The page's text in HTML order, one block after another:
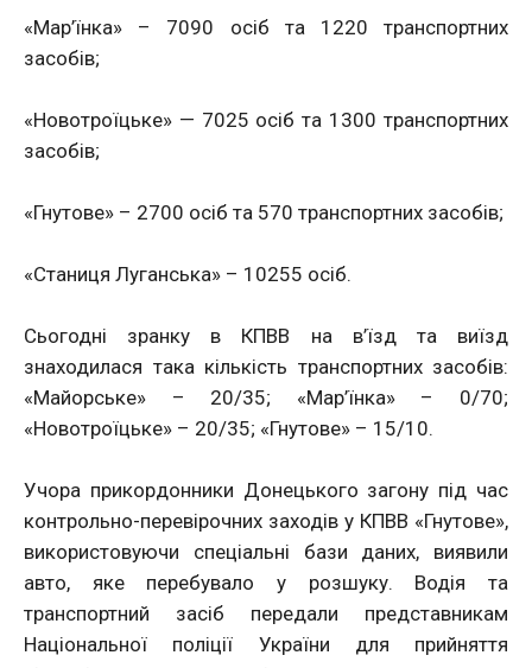
«Мар’їнка» – 7090 осіб та 1220 транспортних
засобів;
«Новотроїцьке» — 7025 осіб та 1300 транспортних
засобів;
«Гнутове» – 2700 осіб та 570 транспортних засобів;
«Станиця Луганська» – 10255 осіб.
Сьогодні зранку в КПВВ на в’їзд та виїзд
знаходилася така кількість транспортних засобів:
«Майорське» – 20/35; «Мар’їнка» – 0/70;
«Новотроїцьке» – 20/35; «Гнутове» – 15/10.
Учора прикордонники Донецького загону під час
контрольно-перевірочних заходів у КПВВ «Гнутове»,
використовуючи спеціальні бази даних, виявили
авто, яке перебувало у розшуку. Водія та
транспортний засіб передали представникам
Національної поліції України для прийняття